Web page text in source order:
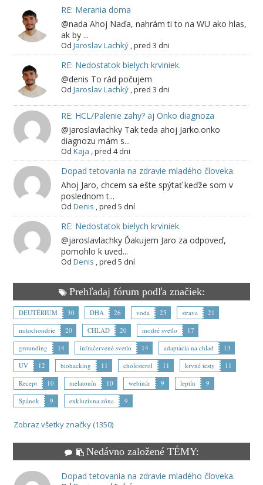
RE: Merania doma
@nada Ahoj Naďa, nahrám ti to na WU ako hlas,
ak by ...
Od Jaroslav Lachký,pred 3 dni
RE: Nedostatok bielych krviniek.
@denis To rád počujem
Od Jaroslav Lachký,pred 3 dni
RE: HCL/Palenie zahy? aj Onko diagnoza
@jaroslavlachky Tak teda ahoj Jarko.onko
diagnozu mám s...
Od Kaja ,pred 4 dni
Dopad tetovania na zdravie mladého človeka.
Ahoj Jaro, chcem sa ešte spýtať keďže som v
poslednom t...
Od Denis ,pred 5 dní
RE: Nedostatok bielych krviniek.
@jaroslavlachky Ďakujem Jaro za odpoveď,
pomohlo k uved...
Od Denis ,pred 5 dní
Prehľadaj fórum podľa značiek:
DEUTÉRIUM 30 DHA 26 voda 25 strava
21
mitochondrie
20 CHLAD 20 modré svetlo
17
grounding
14 infračervené svetlo 14 adaptácia na chlad
13
UV
12 biohacking 11 cholesterol 11 krvné testy
11
Recept
10 melatonín 10 webinár 9 leptín
9
Spánok
9 exkluzívna zóna 9
Zobraz všetky značky (1350)
Nedávno založené TÉMY:
Dopad tetovania na zdravie mladého človeka.